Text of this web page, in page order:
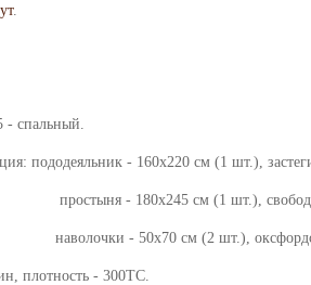
.
- спальный.
пододеяльник - 160х220 см (1 шт.),
- 180х245 см (1 шт.),
- 50х70 см (2 шт.), оксфордские,
плотность - 300ТС.